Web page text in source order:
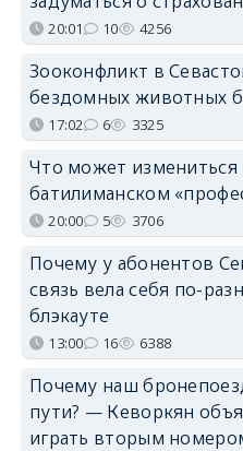
20:01 10 4256
Зооконфликт в
бездомных животных
17:02 6 3325
Что может измениться
батилиманском
20:00 5 3706
Почему у абонентов
связь вела себя по-
блэкауте
13:00 16 6388
Почему наш
пути? — Кеворкян
играть вторым